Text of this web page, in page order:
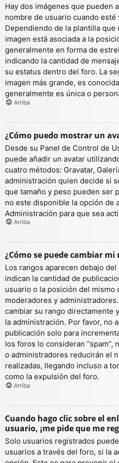
Hay dos imágenes que pueden
nombre de usuario cuando esté
Dependiendo de la plantilla
imagen está asociada a la
generalmente en forma de
indicando la cantidad de
su estatus dentro del foro. La
imagen más grande, es
generalmente es única o
Arriba
¿Cómo puedo mostrar un
Desde su Panel de Control de
puede añadir un avatar
cuatro métodos: Gravatar,
administración quien decide si
que tamaño y peso pueden ser
no este disponible la opción de
Administración para que sea
Arriba
¿Cómo se puede cambiar mi
Los rangos aparecen debajo
indican la cantidad de
usuario o la posición del mismo
moderadores y
cambiar su rango directamente
la administración. Por favor, no
publicación solo para
los foros lo consideran “spam”,
o administradores reducirán el
realizadas, llegando incluso a
como la expulsión del foro.
Arriba
Cuando hago clic sobre el
usuario, ¡me pide que me
Solo usuarios registrados
usuarios a través del foro, si la